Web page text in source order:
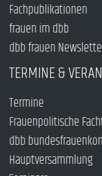
Fachpublikationen
frauen im dbb
dbb frauen
TERMINE &
Termine
Frauenpolitische
dbb
Hauptversammlung